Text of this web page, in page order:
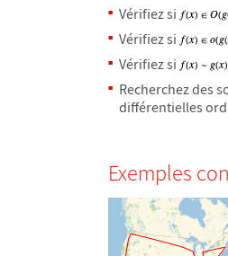
Vérifiez si
Vérifiez si
Vérifiez si
Recherchez des
différentielles
Exemples